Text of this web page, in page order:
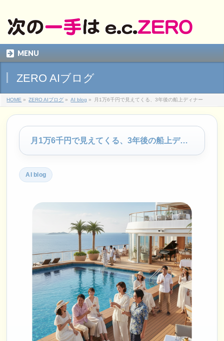
MENU
ZERO AIブログ
HOME » ZERO AIブログ » AI blog » 月1万6千円で見えてくる、3年後の船上ディナー
月1万6千円で見えてくる、3年後の船上ディナー
AI blog